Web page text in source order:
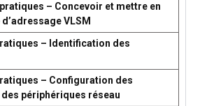
– Concevoir et mettre en
VLSM
– Identification des
– Configuration des
périphériques réseau